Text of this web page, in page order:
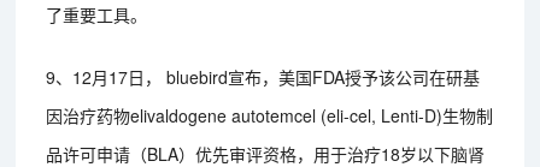
了重要工具。
9、12月17日， bluebird宣布，美国FDA授予该公司在研基
因治疗药物elivaldogene autotemcel (eli-cel, Lenti-D)生物制
品许可申请（BLA）优先审评资格，用于治疗18岁以下脑肾